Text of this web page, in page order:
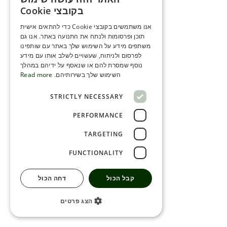
ENGLISH
SERBIA
HEBREW
RUSSIAN
SERBIAN-2
בקובצי Cookie
אנו משתמשים בקובצי Cookie כדי להתאים אישית
תוכן ופרסומות ולנתח את התנועה באתר. אנו גם
משתפים מידע על השימוש שלך באתר עם שותפינו
לפרסום ולניתוח, שעשויים לשלב אותו עם מידע
נוסף שמסרת להם או שנאסף על ידיהם במהלך
השימוש שלך בשירותיהם. Read more
STRICTLY NECESSARY
PERFORMANCE
TARGETING
FUNCTIONALITY
קבל הכול דחה הכול
הצג פרטים